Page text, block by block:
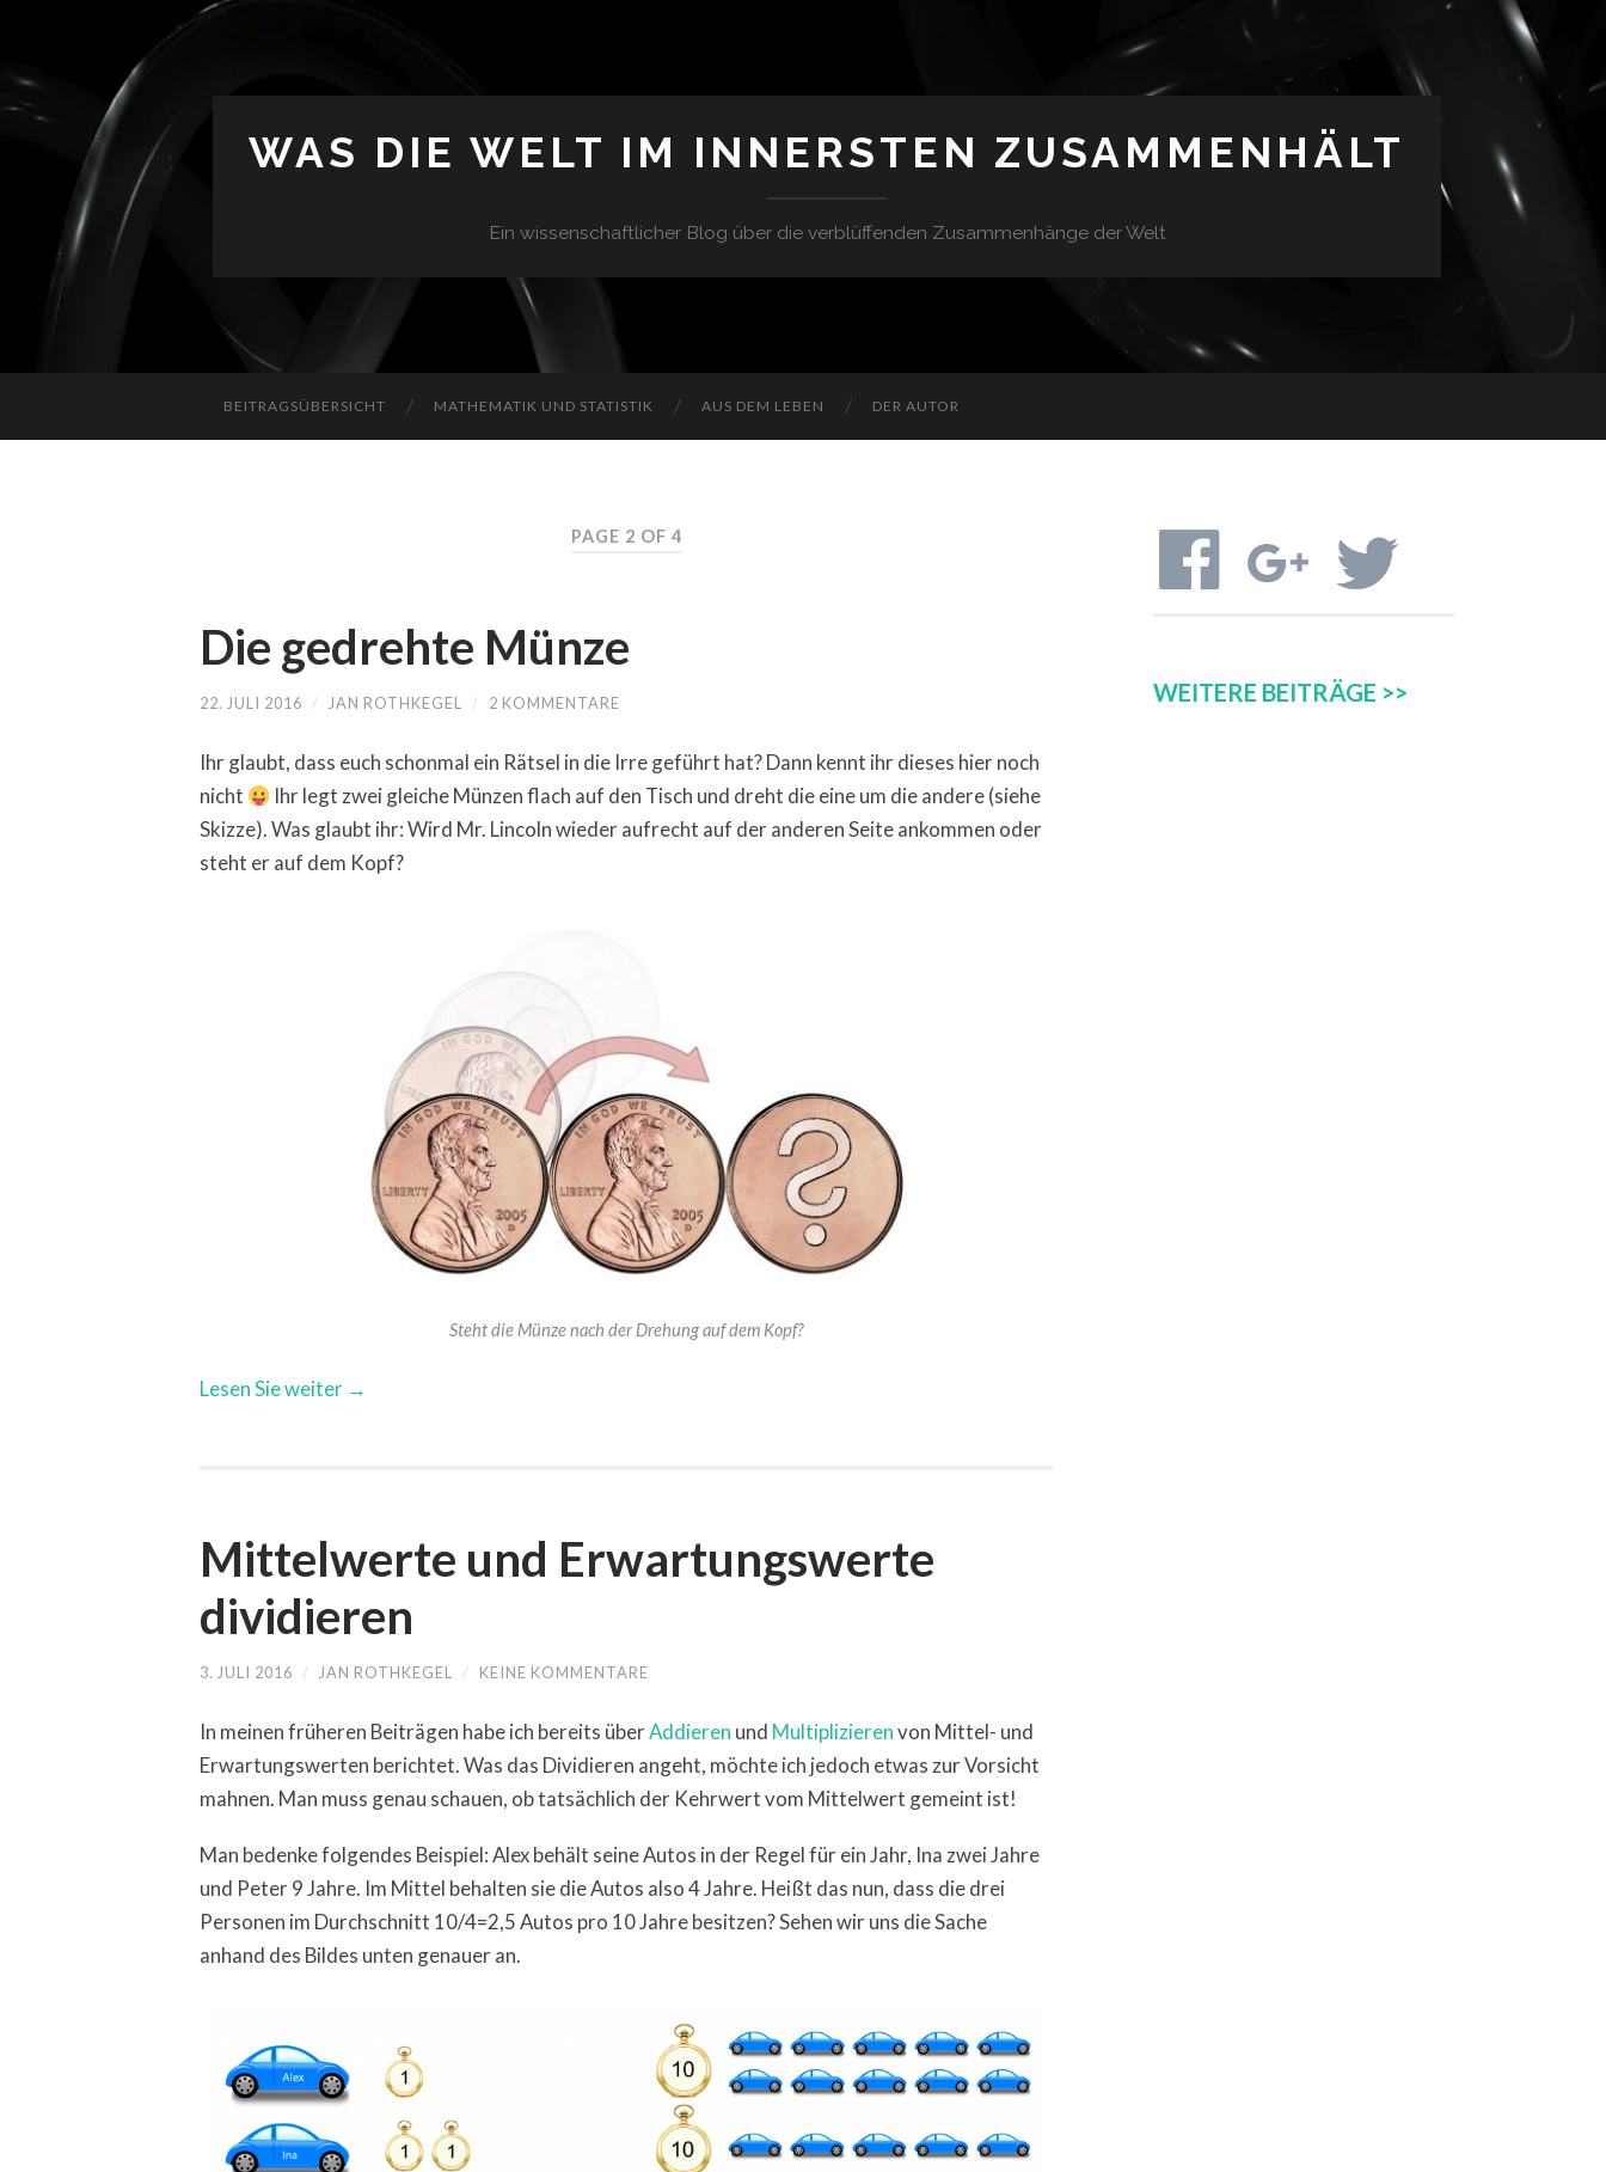
WAS DIE WELT IM INNERSTEN ZUSAMMENHÄLT
Ein wissenschaftlicher Blog über die verblüffenden Zusammenhänge der Welt
BEITRAGSÜBERSICHT MATHEMATIK UND STATISTIK AUS DEM LEBEN DER AUTOR
PAGE 2 OF 4
Die gedrehte Münze
22. JULI 2016 / JAN ROTHKEGEL / 2 KOMMENTARE
Ihr glaubt, dass euch schonmal ein Rätsel in die Irre geführt hat? Dann kennt ihr dieses hier noch
nicht
Ihr legt zwei gleiche Münzen flach auf den Tisch und dreht die eine um die andere (siehe
Skizze). Was glaubt ihr: Wird Mr. Lincoln wieder aufrecht auf der anderen Seite ankommen oder
steht er auf dem Kopf?
Steht die Münze nach der Drehung auf dem Kopf?
Lesen Sie weiter →
Mittelwerte und Erwartungswerte
dividieren
3. JULI 2016 / JAN ROTHKEGEL / KEINE KOMMENTARE
In meinen früheren Beiträgen habe ich bereits überAddieren und Multiplizierenvon Mittel- und
Erwartungswerten berichtet. Was das Dividieren angeht, möchte ich jedoch etwas zur Vorsicht
mahnen. Man muss genau schauen, ob tatsächlich der Kehrwert vom Mittelwert gemeint ist!
Man bedenke folgendes Beispiel: Alex behält seine Autos in der Regel für ein Jahr, Ina zwei Jahre
und Peter 9 Jahre. Im Mittel behalten sie die Autos also 4 Jahre. Heißt das nun, dass die drei
Personen im Durchschnitt 10/4=2,5 Autos pro 10 Jahre besitzen? Sehen wir uns die Sache
anhand des Bildes unten genauer an.
WEITERE BEITRÄGE >>